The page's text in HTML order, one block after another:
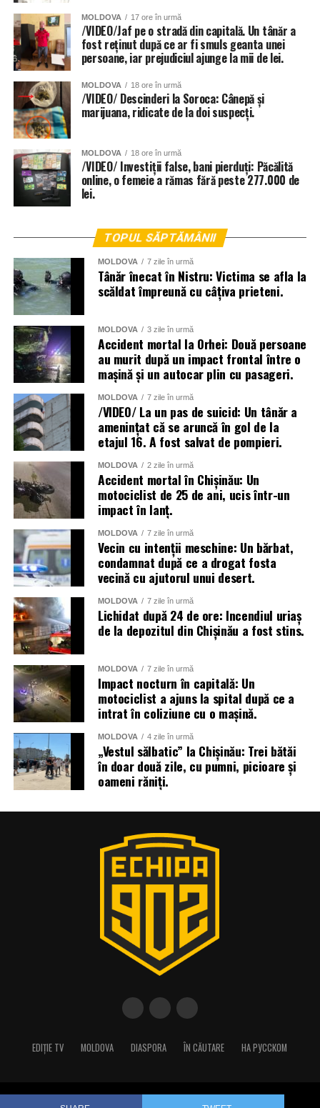
MOLDOVA 17 ore în urmă
/VIDEO/Jaf pe o stradă din capitală. Un tânăr a
fost reținut după ce ar fi smuls geanta unei
persoane, iar prejudiciul ajunge la mii de lei.
MOLDOVA 18 ore în urmă
/VIDEO/ Descinderi la Soroca: Cânepă și
marijuana, ridicate de la doi suspecți.
MOLDOVA 18 ore în urmă
/VIDEO/ Investiții false, bani pierduți: Păcălită
online, o femeie a rămas fără peste 277.000 de
lei.
TOPUL SĂPTĂMÂNII
MOLDOVA 7 zile în urmă
Tânăr înecat în Nistru: Victima se afla la
scăldat împreună cu câțiva prieteni.
MOLDOVA 3 zile în urmă
Accident mortal la Orhei: Două persoane
au murit după un impact frontal între o
mașină și un autocar plin cu pasageri.
MOLDOVA 7 zile în urmă
/VIDEO/ La un pas de suicid: Un tânăr a
amenințat că se aruncă în gol de la
etajul 16. A fost salvat de pompieri.
MOLDOVA 2 zile în urmă
Accident mortal în Chișinău: Un
motociclist de 25 de ani, ucis într-un
impact în lanț.
MOLDOVA 7 zile în urmă
Vecin cu intenții meschine: Un bărbat,
condamnat după ce a drogat fosta
vecină cu ajutorul unui desert.
MOLDOVA 7 zile în urmă
Lichidat după 24 de ore: Incendiul uriaș
de la depozitul din Chișinău a fost stins.
MOLDOVA 7 zile în urmă
Impact nocturn în capitală: Un
motociclist a ajuns la spital după ce a
intrat în coliziune cu o mașină.
MOLDOVA 4 zile în urmă
„Vestul sălbatic” la Chișinău: Trei bătăi
în doar două zile, cu pumni, picioare și
oameni răniți.
EDIȚIE TV MOLDOVA DIASPORA ÎN CĂUTARE НА РУССКОМ
Copyright © 2023 Echipa 902/Best Production